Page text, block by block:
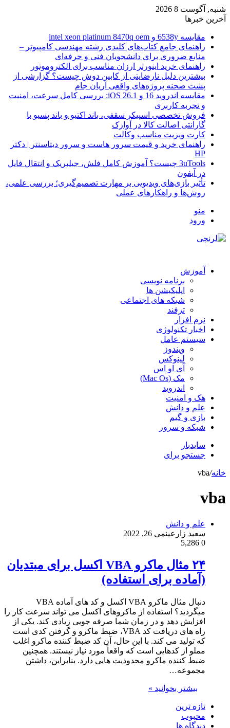
شنبه, آگوست 8 2026
آخرین خبرها
مقایسه 6538y و intel xeon platinum 8470q oem
راهنمای جامع کتاب‌های کلیدی رشته مهندسی کامپیوتر –
منابع ضروری برای دانشجویان فنی و حرفه‌ای
راهنمای خرید اینورتر ارزان مناسب برای الکتروموتور
بیشترین دلیل نارضایتی از کابین دوش چیست؟ گزارشی از
پشت صحنه پروژه‌های واقعی آریان جام
مقایسه اندروید 16 و iOS 26.1: بررسی کامل سرعت، امنیت
و تجربه کاربری
فروش تخصصی اسپیکر سقفی، باند اکتیو و باند پسیو با
گارانتی اصالت کالا در آوازک
کارت ویزیت مناسب وکالت
راهنمای خرید و قیمت سرور هاست و سرور دیتاسنتر | دکتر
HP
3uTools چیست؟ آموزش کامل فلش، جیلبریک و انتقال فایل
در آیفون
تأثیر بازی‌های ویدیویی بر مهارت تصمیم‌گیری؛ بررسی علمی،
روش‌ها و راهکارهای عملی
منو
ورود
آموزش
برنامه نویسی
اپلیکیشن ها
شبکه های اجتماعی
ترفند
نرم افزار
اخبار تکنولوژی
سیستم عامل
ویندوز
لینوکس
آی او اس
مک (Mac Os)
اندروید
هک و امنیت
علم و دانش
بازی و گیم
شبکه و سرور
سایدبار
جستجو برای
خانه/
vba
vba
علم و دانش
سعید زارعینمی 26, 2022
0
۲۴ مثال ماکرو VBA اکسل برای مبتدیان
(آماده برای استفاده)
دنبال مثال ماکرو VBA اکسل و کد های آماده VBA
میگردید؟ استفاده از ماکروهای اکسل می تواند سرعت کار را
افزایش دهد و در زمان شما صرفه جویی زیادی کند. یکی از
راه های دریافت کد VBA، ضبط ماکرو و گرفتن کدی است
که تولید می کند. با این حال، آن کد ضبط کننده ماکرو اغلب
مملو از کدهایی است که واقعاً مورد نیاز نیستند. همچنین
ضبط کننده ماکرو محدودیت هایی دارد. بنابراین، داشتن
مجموعه…
بیشتر بخوانید »
تازه ترین
محبوب
دیدگاه ها